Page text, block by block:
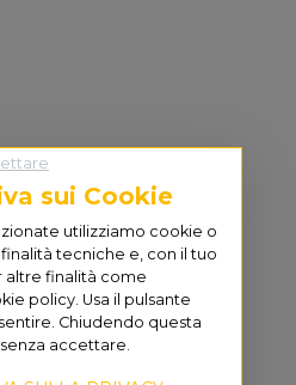
sui Cookie
utilizziamo cookie o
tecniche e, con il tuo
altre finalità come
policy. Usa il pulsante
Chiudendo questa
accettare.